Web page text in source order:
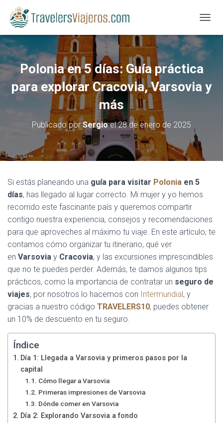
Polonia en 5 días: Guía práctica
para explorar Cracovia, Varsovia y
más
Publicado porSergioel28 de enero de 2025
Si estás planeando una guía para visitar Polonia en 5
días, has llegado al lugar correcto. Mi mujer y yo hemos
recorrido este fascinante país y queremos compartir
contigo nuestra experiencia, consejos y recomendaciones
para que aproveches al máximo tu viaje. En este artículo, te
contamos cómo organizar tu itinerario, qué ver
en Varsovia y Cracovia, y las excursiones imprescindibles
que no te puedes perder. Además, te damos algunos tips
prácticos, como la importancia de contratar un seguro de
viajes, por nosotros lo hacemos con Intermundial, y
gracias a nuestro código TRAVELERS10, puedes obtener
un 10% de descuento en tu seguro.
Índice
Día 1: Llegada a Varsovia y primeros pasos por la
capital
Cómo llegar a Varsovia
Primeras impresiones de Varsovia
Dónde comer en Varsovia
Día 2: Explorando Varsovia a fondo